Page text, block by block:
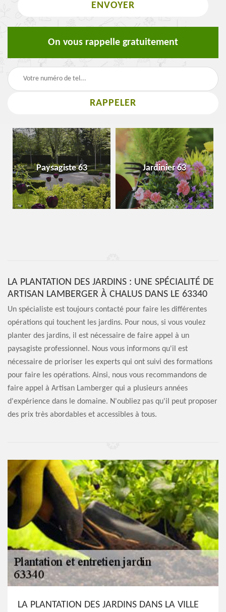
On vous rappelle gratuitement
Paysagiste 63 Jardinier 63
LA PLANTATION DES JARDINS : UNE SPÉCIALITÉ DE
ARTISAN LAMBERGER À CHALUS DANS LE 63340
Un spécialiste est toujours contacté pour faire les différentes
opérations qui touchent les jardins. Pour nous, si vous voulez
planter des jardins, il est nécessaire de faire appel à un
paysagiste professionnel. Nous vous informons qu'il est
nécessaire de prioriser les experts qui ont suivi des formations
pour faire les opérations. Ainsi, nous vous recommandons de
faire appel à Artisan Lamberger qui a plusieurs années
d'expérience dans le domaine. N'oubliez pas qu'il peut proposer
des prix très abordables et accessibles à tous.
LA PLANTATION DES JARDINS DANS LA VILLE